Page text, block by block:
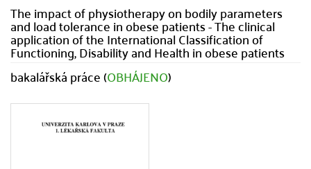
The impact of physiotherapy on bodily parameters
and load tolerance in obese patients - The clinical
application of the International Classification of
Functioning, Disability and Health in obese patients
bakalářská práce (OBHÁJENO)